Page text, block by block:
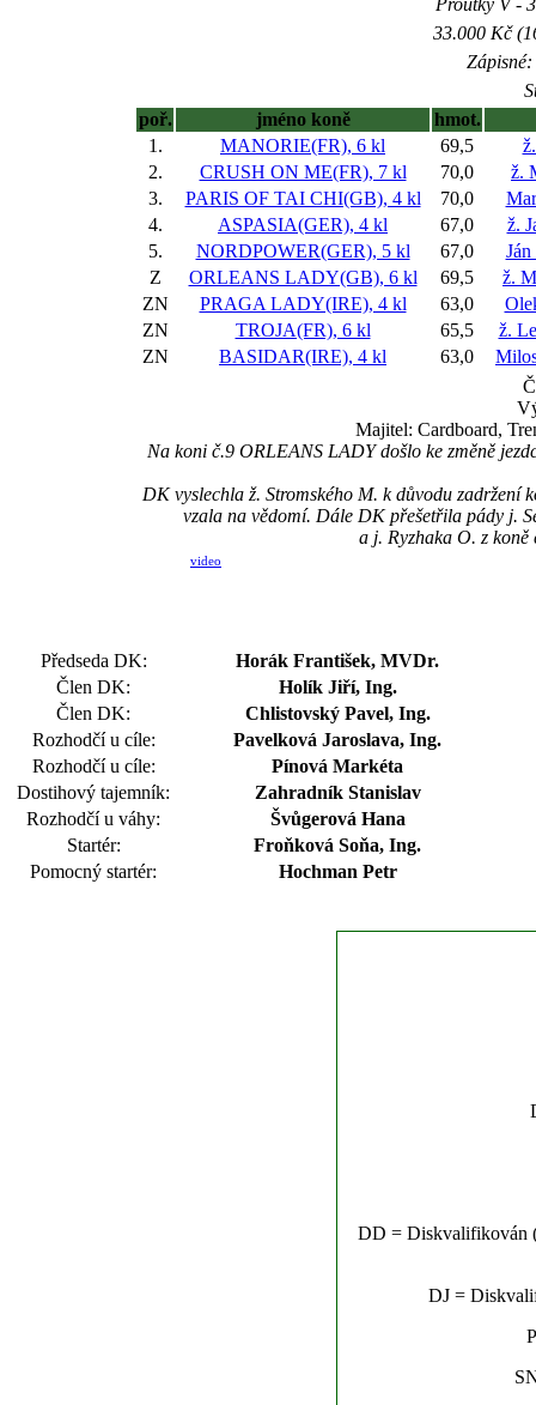
Proutky V -
33.000 Kč
poř.
jméno koně
hmot.
1.
MANORIE(FR), 6 kl 69,5
2.
CRUSH ON ME(FR), 7 kl 70,0
ž.
3.
PARIS OF TAI CHI(GB), 4 kl 70,0
4.
ASPASIA(GER), 4 kl 67,0
ž.
5.
NORDPOWER(GER), 5 kl 67,0
Z
ORLEANS LADY(GB), 6 kl 69,5
ž.
ZN
PRAGA LADY(IRE), 4 kl 63,0
ZN
TROJA(FR), 6 kl 65,5
ž.
ZN
BASIDAR(IRE), 4 kl 63,0
Majitel: Cardboard,
Na koni č.9 ORLEANS LADY došlo ke změně
DK vyslechla ž. Stromského M. k důvodu zadržení
vzala na vědomí. Dále DK přešetřila pády j.
a j. Ryzhaka O. z
video
Předseda DK:
Horák František, MVDr.
Člen DK:
Holík Jiří, Ing.
Člen DK:
Chlistovský Pavel, Ing.
Rozhodčí u cíle:
Pavelková Jaroslava, Ing.
Rozhodčí u cíle:
Pínová Markéta
Dostihový tajemník:
Zahradník Stanislav
Rozhodčí u váhy:
Švůgerová Hana
Startér:
Froňková Soňa, Ing.
Pomocný startér:
Hochman Petr
DD = Diskvalifikován
DJ =